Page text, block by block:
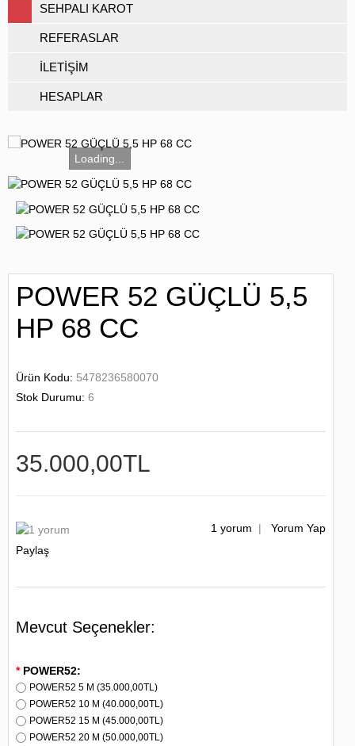
SEHPALI KAROT
REFERASLAR
İLETİŞİM
HESAPLAR
Loading...
POWER 52 GÜÇLÜ 5,5
HP 68 CC
Ürün Kodu: 5478236580070
Stok Durumu: 6
35.000,00TL
1 yorum |Yorum Yap
Paylaş
Mevcut Seçenekler:
* POWER52:
POWER52 5 M (35.000,00TL)
POWER52 10 M (40.000,00TL)
POWER52 15 M (45.000,00TL)
POWER52 20 M (50.000,00TL)